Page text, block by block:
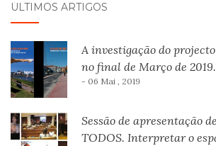
ÚLTIMOS ARTIGOS
A investigação do
no final de Março de 2019.
- 06 Mai , 2019
Sessão de apresentação
TODOS. Interpretar o